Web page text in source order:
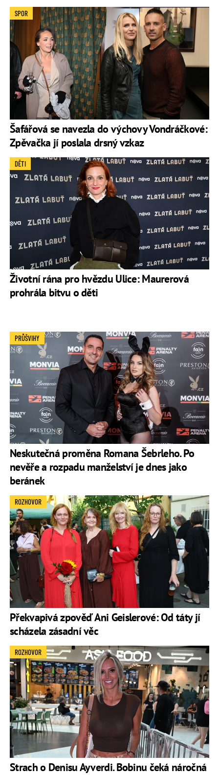
Šafářová se navezla do výchovy Vondráčkové:
Zpěvačka jí poslala drsný vzkaz
SPOR
Životní rána pro hvězdu Ulice: Maurerová
prohrála bitvu o děti
DĚTI
Neskutečná proměna Romana Šebrleho. Po
nevěře a rozpadu manželství je dnes jako
beránek
PRŮŠVIHY
Překvapivá zpověď Ani Geislerové: Od táty jí
scházela zásadní věc
ROZHOVOR
Strach o Denisu Ayverdi. Bobinu čeká náročná
ROZHOVOR